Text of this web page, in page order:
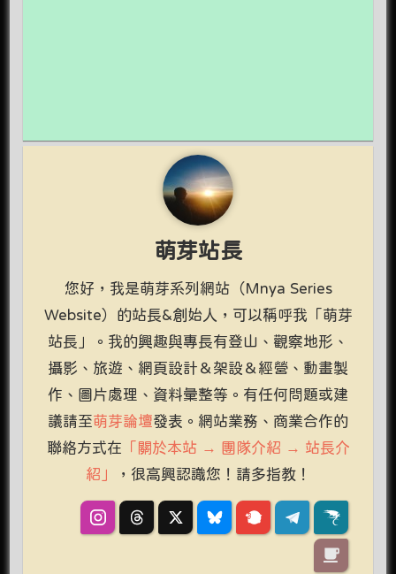
萌芽站長
您好，我是萌芽系列網站（Mnya Series
Website）的站長&創始人，可以稱呼我「萌芽
站長」。我的興趣與專長有登山、觀察地形、
攝影、旅遊、網頁設計＆架設＆經營、動畫製
作、圖片處理、資料彙整等。有任何問題或建
議請至萌芽論壇發表。網站業務、商業合作的
聯絡方式在 「關於本站 → 團隊介紹 → 站長介
紹」
，很高興認識您！請多指教！